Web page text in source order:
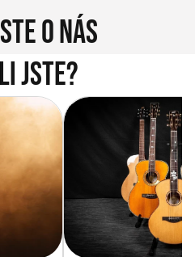
o nás
jste?
Music
Jak vybrat